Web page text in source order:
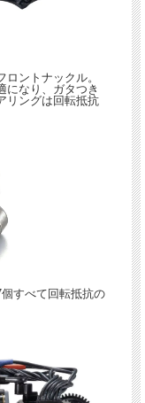
ントナックル。
になり、ガタつき
リングは回転抵抗
すべて回転抵抗の